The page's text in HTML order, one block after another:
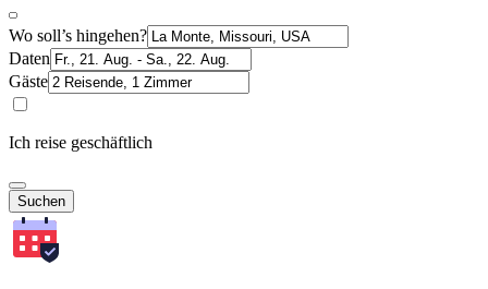
Wo soll’s hingehen?
Daten
Gäste
Ich reise geschäftlich
Suchen